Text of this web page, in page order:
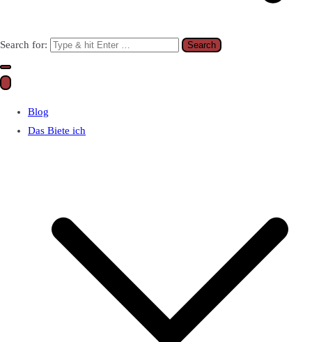
Search for:
Blog
Das Biete ich